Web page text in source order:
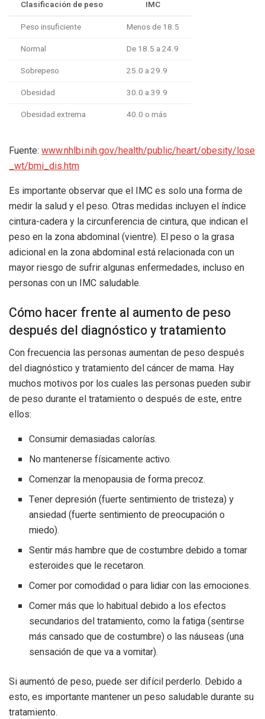
Clasificación de peso
IMC
Peso insuficiente
Menos de 18.5
Normal
De 18.5 a 24.9
Sobrepeso
25.0 a 29.9
Obesidad
30.0 a 39.9
Obesidad extrema
40.0 o más
Fuente: www.nhlbi.nih.gov/health/public/heart/obesity/lose
_wt/bmi_dis.htm
Es importante observar que el IMC es solo una forma de
medir la salud y el peso. Otras medidas incluyen el índice
cintura-cadera y la circunferencia de cintura, que indican el
peso en la zona abdominal (vientre). El peso o la grasa
adicional en la zona abdominal está relacionada con un
mayor riesgo de sufrir algunas enfermedades, incluso en
personas con un IMC saludable.
Cómo hacer frente al aumento de peso
después del diagnóstico y tratamiento
Con frecuencia las personas aumentan de peso después
del diagnóstico y tratamiento del cáncer de mama. Hay
muchos motivos por los cuales las personas pueden subir
de peso durante el tratamiento o después de este, entre
ellos:
Consumir demasiadas calorías.
No mantenerse físicamente activo.
Comenzar la menopausia de forma precoz.
Tener depresión (fuerte sentimiento de tristeza) y
ansiedad (fuerte sentimiento de preocupación o
miedo).
Sentir más hambre que de costumbre debido a tomar
esteroides que le recetaron.
Comer por comodidad o para lidiar con las emociones.
Comer más que lo habitual debido a los efectos
secundarios del tratamiento, como la fatiga (sentirse
más cansado que de costumbre) o las náuseas (una
sensación de que va a vomitar).
Si aumentó de peso, puede ser difícil perderlo. Debido a
esto, es importante mantener un peso saludable durante su
tratamiento.